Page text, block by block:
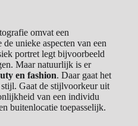
omvat een
unieke aspecten van een
portret legt bijvoorbeeld
Maar natuurlijk is er
en fashion. Daar gaat het
Gaat de stijlvoorkeur uit
van een individu
buitenlocatie toepasselijk.